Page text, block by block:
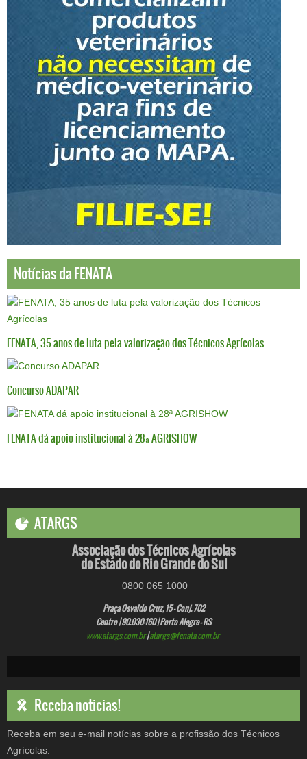
Notícias da FENATA
FENATA, 35 anos de luta pela valorização dos Técnicos Agrícolas
Concurso ADAPAR
FENATA dá apoio institucional à 28ª AGRISHOW
ATARGS
Associação dos Técnicos Agrícolas
do Estado do Rio Grande do Sul
0800 065 1000
Praça Osvaldo Cruz, 15 - Conj. 702
Centro | 90.030-160 | Porto Alegre - RS
www.atargs.com.br|atargs@fenata.com.br
Receba noticias!
Receba em seu e-mail notícias sobre a profissão dos Técnicos
Agrícolas.